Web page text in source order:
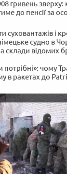
гривень
до пенсії за
суховантажів і
судно в
склади відомих
чому
в ракетах до